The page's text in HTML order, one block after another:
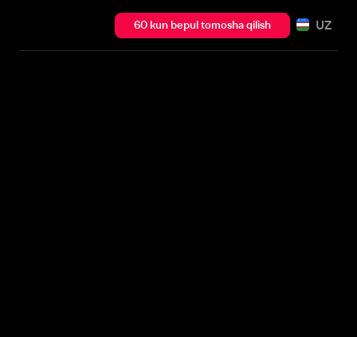
60 kun bepul tomosha qilish UZ